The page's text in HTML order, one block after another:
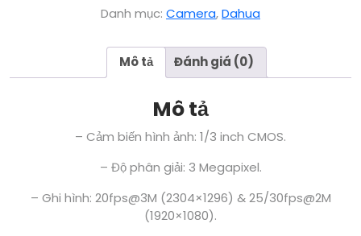
Danh mục: Camera,Dahua
Mô tả Đánh giá (0)
Mô tả
– Cảm biến hình ảnh: 1/3 inch CMOS.
– Độ phân giải: 3 Megapixel.
– Ghi hình: 20fps@3M (2304×1296) & 25/30fps@2M
(1920×1080).